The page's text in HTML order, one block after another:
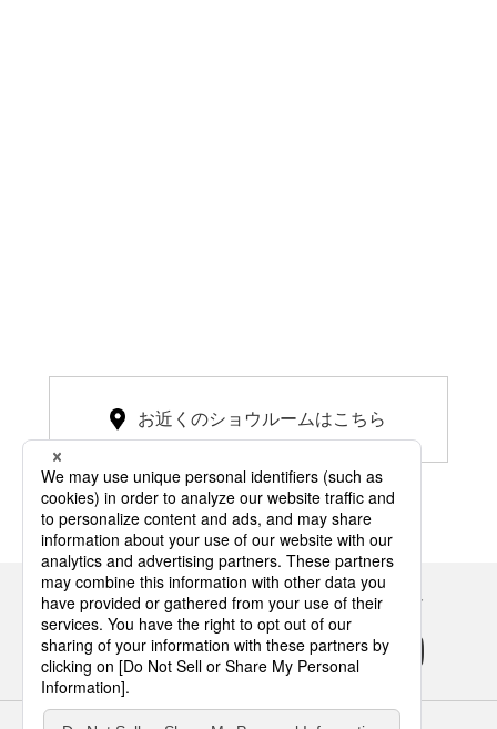
お近くのショウルームはこちら
Panasonicの住まい・くらし SNSアカウント
サイトのご利用にあたって クッキーポリシー